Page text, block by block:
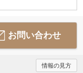
お問い合わせ
情報の見方